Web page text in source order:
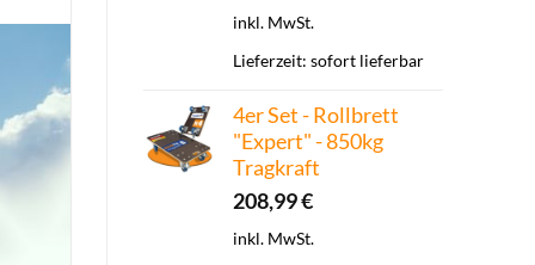
inkl. MwSt.
Lieferzeit: sofort lieferbar
4er Set - Rollbrett
"Expert" - 850kg
Tragkraft
208,99€
inkl. MwSt.